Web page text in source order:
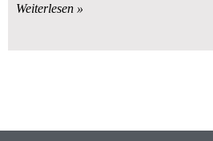
Weiterlesen »